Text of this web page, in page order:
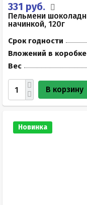
331 руб.
Пельмени
начинкой, 120г
Срок годности
Вложений в коробке
Вес
В корзину
Новинка